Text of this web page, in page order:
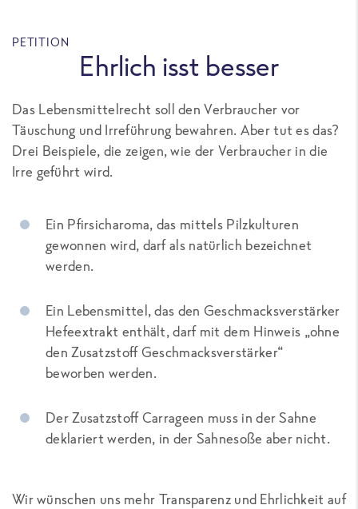
PETITION
Ehrlich isst besser
Das Lebensmittelrecht soll den Verbraucher vor
Täuschung und Irreführung bewahren. Aber tut es das?
Drei Beispiele, die zeigen, wie der Verbraucher in die
Irre geführt wird.
Ein Pfirsicharoma, das mittels Pilzkulturen
gewonnen wird, darf als natürlich bezeichnet
werden.
Ein Lebensmittel, das den Geschmacksverstärker
Hefeextrakt enthält, darf mit dem Hinweis „ohne
den Zusatzstoff Geschmacksverstärker“
beworben werden.
Der Zusatzstoff Carrageen muss in der Sahne
deklariert werden, in der Sahnesoße aber nicht.
Wir wünschen uns mehr Transparenz und Ehrlichkeit auf